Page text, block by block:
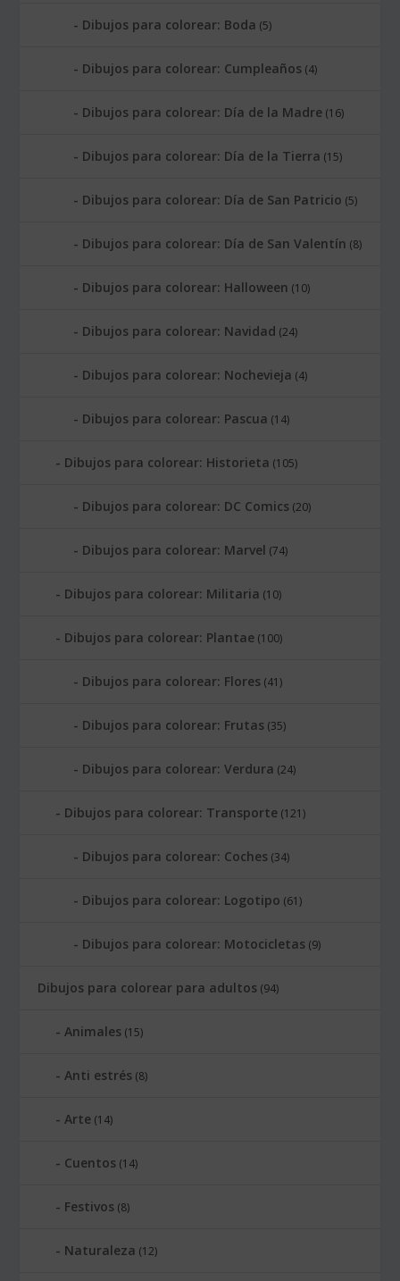
Dibujos para colorear: Boda (5)
Dibujos para colorear: Cumpleaños (4)
Dibujos para colorear: Día de la Madre (16)
Dibujos para colorear: Día de la Tierra (15)
Dibujos para colorear: Día de San Patricio (5)
Dibujos para colorear: Día de San Valentín (8)
Dibujos para colorear: Halloween (10)
Dibujos para colorear: Navidad (24)
Dibujos para colorear: Nochevieja (4)
Dibujos para colorear: Pascua (14)
Dibujos para colorear: Historieta (105)
Dibujos para colorear: DC Comics (20)
Dibujos para colorear: Marvel (74)
Dibujos para colorear: Militaria (10)
Dibujos para colorear: Plantae (100)
Dibujos para colorear: Flores (41)
Dibujos para colorear: Frutas (35)
Dibujos para colorear: Verdura (24)
Dibujos para colorear: Transporte (121)
Dibujos para colorear: Coches (34)
Dibujos para colorear: Logotipo (61)
Dibujos para colorear: Motocicletas (9)
Dibujos para colorear para adultos (94)
Animales (15)
Anti estrés (8)
Arte (14)
Cuentos (14)
Festivos (8)
Naturaleza (12)